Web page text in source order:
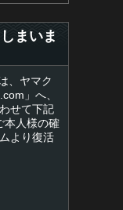
まいま
、ヤマク
」へ、
せて下記
本人様の確
より復活